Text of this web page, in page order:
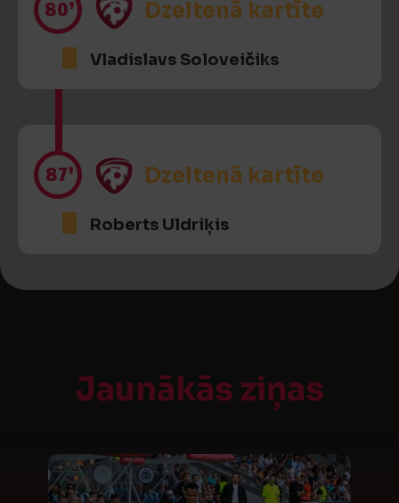
80’ Dzeltenā kartīte
Vladislavs Soloveičiks
87’ Dzeltenā kartīte
Roberts Uldriķis
Jaunākās ziņas